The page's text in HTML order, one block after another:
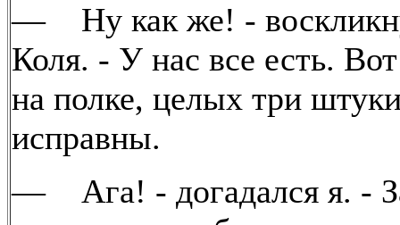
— Ну как же! -
Коля. - У нас все есть.
на полке, целых три
исправны.
— Ага! - догадался я. -